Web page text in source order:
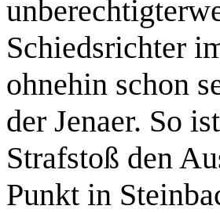
Schiedsrichter
ohnehin schon
der Jenaer. So
Strafstoß den
Punkt in